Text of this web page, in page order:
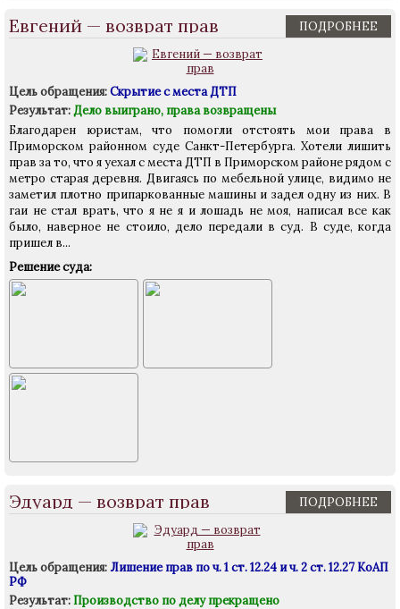
Евгений — возврат прав ПОДРОБНЕЕ
Цель обращения:Скрытие с места ДТП
Результат:Дело выиграно, права возвращены
Благодарен юристам, что помогли отстоять мои права в
Приморском районном суде Санкт-Петербурга. Хотели лишить
прав за то, что я уехал с места ДТП в Приморском районе рядом с
метро старая деревня. Двигаясь по мебельной улице, видимо не
заметил плотно припаркованные машины и задел одну из них. В
гаи не стал врать, что я не я и лошадь не моя, написал все как
было, наверное не стоило, дело передали в суд. В суде, когда
пришел в...
Решение суда:
Эдуард — возврат прав ПОДРОБНЕЕ
Цель обращения:Лишение прав по ч. 1 ст. 12.24 и ч. 2 ст. 12.27 КоАП
РФ
Результат:Производство по делу прекращено